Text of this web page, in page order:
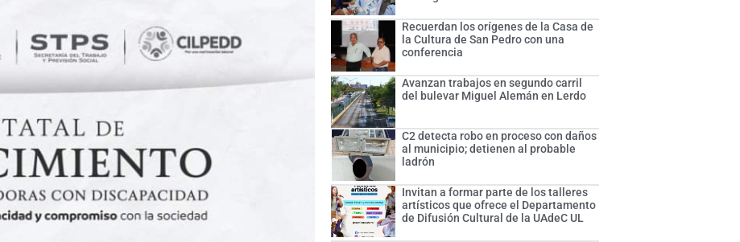
Recuerdan los orígenes de la Casa de
la Cultura de San Pedro con una
conferencia
Avanzan trabajos en segundo carril
del bulevar Miguel Alemán en Lerdo
C2 detecta robo en proceso con daños
al municipio; detienen al probable
ladrón
Invitan a formar parte de los talleres
artísticos que ofrece el Departamento
de Difusión Cultural de la UAdeC UL